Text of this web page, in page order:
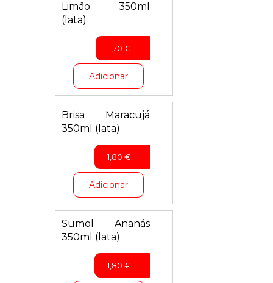
Limão 350ml
(lata)
1,70 €
Adicionar
Brisa Maracujá
350ml (lata)
1,80 €
Adicionar
Sumol Ananás
350ml (lata)
1,80 €